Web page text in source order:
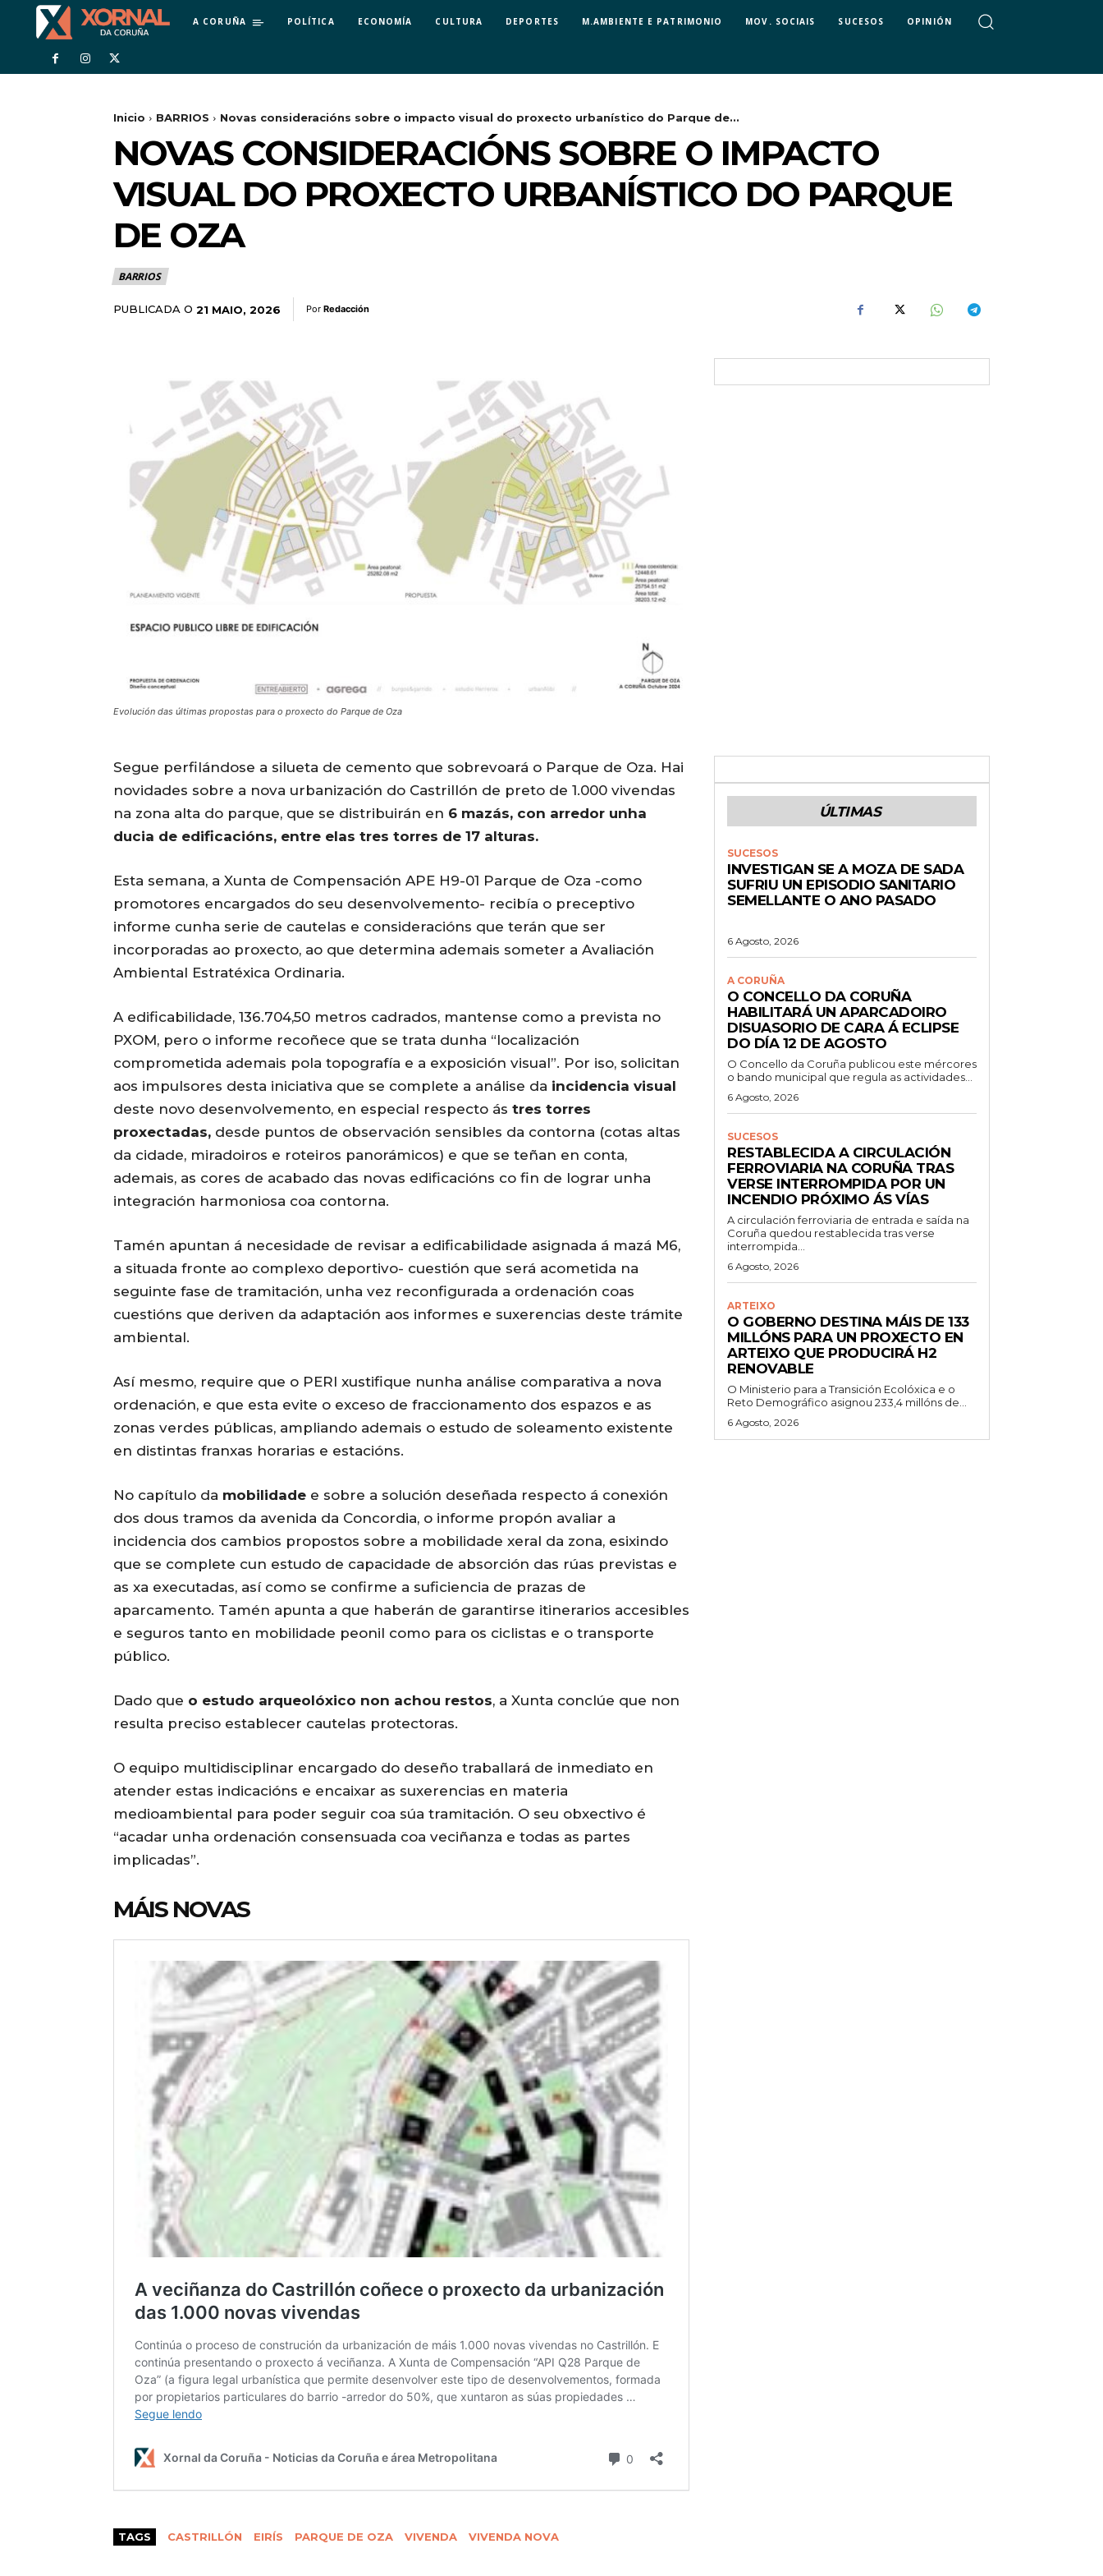
A CORUÑA POLÍTICA ECONOMÍA CULTURA DEPORTES M.AMBIENTE E PATRIMONIO MOV. SOCIAIS SUCESOS OPINIÓN
Inicio BARRIOS Novas consideracións sobre o impacto visual do proxecto urbanístico do Parque de...
NOVAS CONSIDERACIÓNS SOBRE O IMPACTO
VISUAL DO PROXECTO URBANÍSTICO DO PARQUE
DE OZA
BARRIOS
PUBLICADA O 21 MAIO, 2026 Por Redacción
Evolución das últimas propostas para o proxecto do Parque de Oza
Segue perfilándose a silueta de cemento que sobrevoará o Parque de Oza. Hai
novidades sobre a nova urbanización do Castrillón de preto de 1.000 vivendas
na zona alta do parque, que se distribuirán en 6 mazás, con arredor unha
ducia de edificacións, entre elas tres torres de 17 alturas.
Esta semana, a Xunta de Compensación APE H9-01 Parque de Oza -como
promotores encargados do seu desenvolvemento- recibía o preceptivo
informe cunha serie de cautelas e consideracións que terán que ser
incorporadas ao proxecto, ao que determina ademais someter a Avaliación
Ambiental Estratéxica Ordinaria.
A edificabilidade, 136.704,50 metros cadrados, mantense como a prevista no
PXOM, pero o informe recoñece que se trata dunha “localización
comprometida ademais pola topografía e a exposición visual”. Por iso, solicitan
aos impulsores desta iniciativa que se complete a análise da incidencia visual
deste novo desenvolvemento, en especial respecto ás tres torres
proxectadas, desde puntos de observación sensibles da contorna (cotas altas
da cidade, miradoiros e roteiros panorámicos) e que se teñan en conta,
ademais, as cores de acabado das novas edificacións co fin de lograr unha
integración harmoniosa coa contorna.
Tamén apuntan á necesidade de revisar a edificabilidade asignada á mazá M6,
a situada fronte ao complexo deportivo- cuestión que será acometida na
seguinte fase de tramitación, unha vez reconfigurada a ordenación coas
cuestións que deriven da adaptación aos informes e suxerencias deste trámite
ambiental.
Así mesmo, require que o PERI xustifique nunha análise comparativa a nova
ordenación, e que esta evite o exceso de fraccionamento dos espazos e as
zonas verdes públicas, ampliando ademais o estudo de soleamento existente
en distintas franxas horarias e estacións.
No capítulo da mobilidade e sobre a solución deseñada respecto á conexión
dos dous tramos da avenida da Concordia, o informe propón avaliar a
incidencia dos cambios propostos sobre a mobilidade xeral da zona, esixindo
que se complete cun estudo de capacidade de absorción das rúas previstas e
as xa executadas, así como se confirme a suficiencia de prazas de
aparcamento. Tamén apunta a que haberán de garantirse itinerarios accesibles
e seguros tanto en mobilidade peonil como para os ciclistas e o transporte
público.
Dado que o estudo arqueolóxico non achou restos, a Xunta conclúe que non
resulta preciso establecer cautelas protectoras.
O equipo multidisciplinar encargado do deseño traballará de inmediato en
atender estas indicacións e encaixar as suxerencias en materia
medioambiental para poder seguir coa súa tramitación. O seu obxectivo é
“acadar unha ordenación consensuada coa veciñanza e todas as partes
implicadas”.
MÁIS NOVAS
TAGS CASTRILLÓN EIRÍS PARQUE DE OZA VIVENDA VIVENDA NOVA
ÚLTIMAS
SUCESOS
INVESTIGAN SE A MOZA DE SADA
SUFRIU UN EPISODIO SANITARIO
SEMELLANTE O ANO PASADO
6 Agosto, 2026
A CORUÑA
O CONCELLO DA CORUÑA
HABILITARÁ UN APARCADOIRO
DISUASORIO DE CARA Á ECLIPSE
DO DÍA 12 DE AGOSTO
O Concello da Coruña publicou este mércores
o bando municipal que regula as actividades...
6 Agosto, 2026
SUCESOS
RESTABLECIDA A CIRCULACIÓN
FERROVIARIA NA CORUÑA TRAS
VERSE INTERROMPIDA POR UN
INCENDIO PRÓXIMO ÁS VÍAS
A circulación ferroviaria de entrada e saída na
Coruña quedou restablecida tras verse
interrompida...
6 Agosto, 2026
ARTEIXO
O GOBERNO DESTINA MÁIS DE 133
MILLÓNS PARA UN PROXECTO EN
ARTEIXO QUE PRODUCIRÁ H2
RENOVABLE
O Ministerio para a Transición Ecolóxica e o
Reto Demográfico asignou 233,4 millóns de...
6 Agosto, 2026